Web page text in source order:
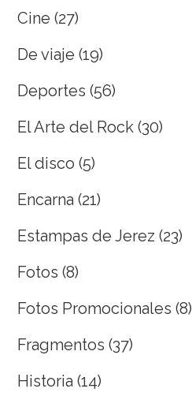
Cine (27)
De viaje (19)
Deportes (56)
El Arte del Rock (30)
El disco (5)
Encarna (21)
Estampas de Jerez (23)
Fotos (8)
Fotos Promocionales (8)
Fragmentos (37)
Historia (14)